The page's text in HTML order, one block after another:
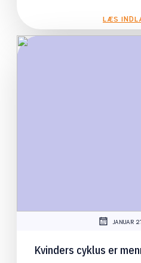
LÆS
JANUAR
Kvinders cyklus er